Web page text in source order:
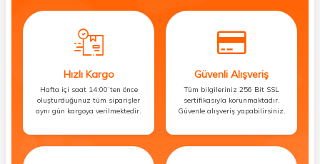
Hızlı Kargo
Hafta içi saat 14:00’ten önce
oluşturduğunuz tüm siparişler
aynı gün kargoya verilmektedir.
Güvenli Alışveriş
Tüm bilgileriniz 256 Bit SSL
sertifikasıyla korunmaktadır.
Güvenle alışveriş yapabilirsiniz.